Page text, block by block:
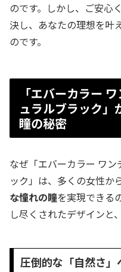
のです。しかし、ご安心
決し、あなたの理想を叶
のです。
「エバーカラー
ュラルブラック」
瞳の秘密
なぜ「エバーカラー ワ
ック」は、多くの女性か
な憧れの瞳を実現できる
し尽くされたデザインと
圧倒的な「自然さ」